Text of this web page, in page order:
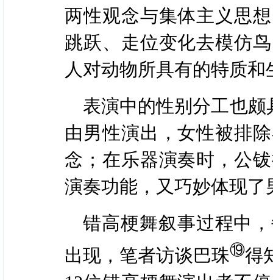
两性观念与集体主义思
跳跃、走位变化去模仿
人对动物所具有的特质
表演中的性别分工也
由男性演出，女性被排
念；在乐器演奏时，公
演奏功能，又巧妙体现
错高梗舞叙事过程中
出现，笔者访谈巴珠⑲得